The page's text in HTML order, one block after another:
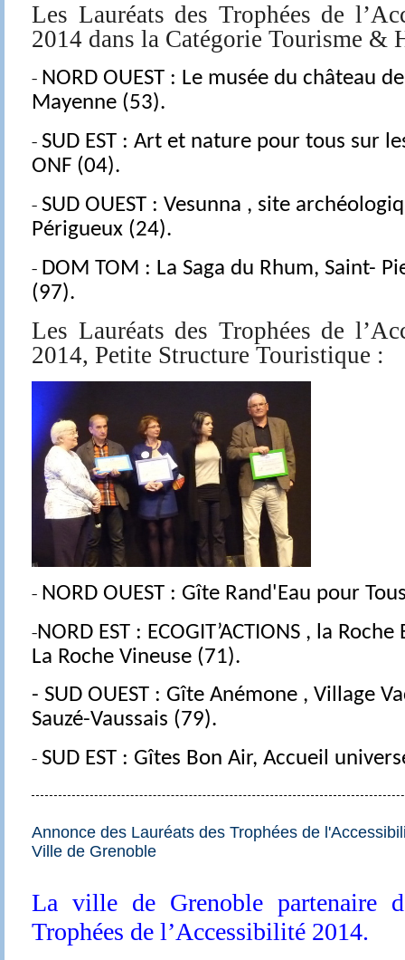
Les Lauréats des Trophées de
2014 dans la Catégorie Tourisme &
- NORD OUEST : Le musée du château
Mayenne (53).
- SUD EST : Art et nature pour tous sur
ONF (04).
- SUD OUEST : Vesunna , site
Périgueux (24).
- DOM TOM : La Saga du Rhum, Saint-
(97).
Les Lauréats des Trophées de
2014, Petite Structure Touristique :
- NORD OUEST : Gîte Rand'Eau pour
-NORD EST : ECOGIT’ACTIONS , la
La Roche Vineuse (71).
- SUD OUEST : Gîte Anémone , Village
Sauzé-Vaussais (79).
- SUD EST : Gîtes Bon Air, Accueil
Annonce des Lauréats des Trophées de
Ville de Grenoble
La ville de Grenoble partenaire
Trophées de l’Accessibilité 2014.